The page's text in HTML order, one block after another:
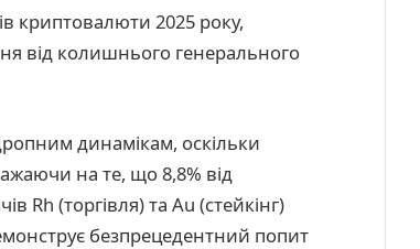
криптовалюти 2025 року,
від колишнього генерального
динамікам, оскільки
на те, що 8,8% від
Rh (торгівля) та Au (стейкінг)
безпрецедентний попит